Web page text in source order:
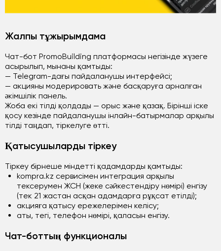
Жалпы тұжырымдама
Чат-бот PromoBuilding платформасы негізінде жүзеге
асырылып, мынаны қамтыды:
— Telegram-дағы пайдаланушы интерфейсі;
— акцияны модерировать және басқаруға арналған
әкімшілік панель.
Жоба екі тілді қолдады — орыс және қазақ. Бірінші іске
қосу кезінде пайдаланушы інлайн-батырмалар арқылы
тілді таңдап, тіркелуге өтті.
Қатысушыларды тіркеу
Тіркеу бірнеше міндетті қадамдарды қамтыды:
kompra.kz сервисімен интеграция арқылы
тексерумен ЖСН (жеке сәйкестендіру нөмірі) енгізу
(тек 21 жастан асқан адамдарға рұқсат етілді);
акцияға қатысу ережелерімен келісу;
аты, тегі, телефон нөмірі, қаласын енгізу.
Чат-боттың функционалы